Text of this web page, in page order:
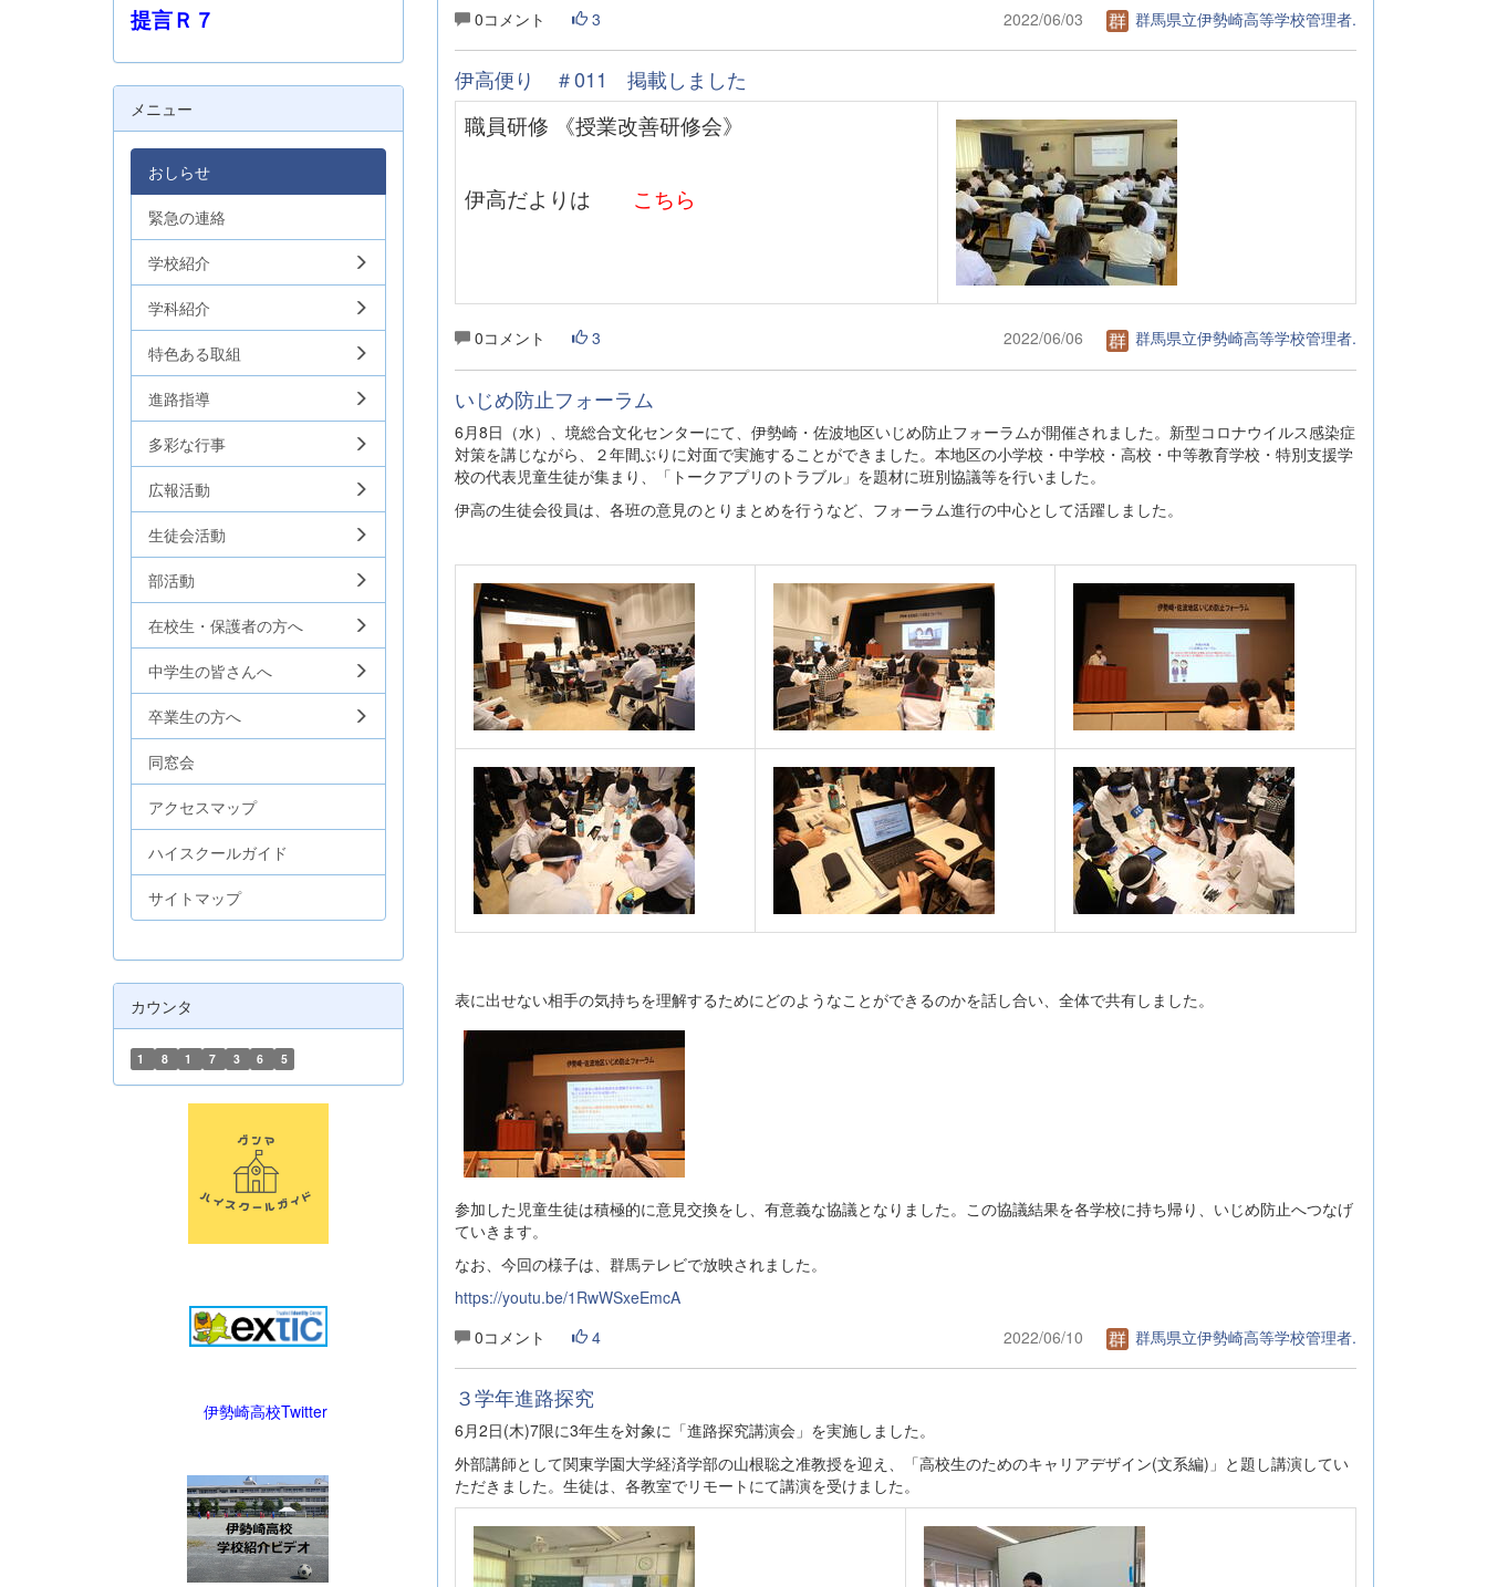
0コメント 3 2022/06/03 群馬県立伊勢崎高等学校管理者.
伊高便り ＃011 掲載しました
職員研修 《授業改善研修会》
伊高だよりは こちら
0コメント 3 2022/06/06 群馬県立伊勢崎高等学校管理者.
いじめ防止フォーラム
6月8日（水）、境総合文化センターにて、伊勢崎・佐波地区いじめ防止フォーラムが開催されました。新型コロナウイルス感染症
対策を講じながら、２年間ぶりに対面で実施することができました。本地区の小学校・中学校・高校・中等教育学校・特別支援学
校の代表児童生徒が集まり、「トークアプリのトラブル」を題材に班別協議等を行いました。
伊高の生徒会役員は、各班の意見のとりまとめを行うなど、フォーラム進行の中心として活躍しました。
表に出せない相手の気持ちを理解するためにどのようなことができるのかを話し合い、全体で共有しました。
参加した児童生徒は積極的に意見交換をし、有意義な協議となりました。この協議結果を各学校に持ち帰り、いじめ防止へつなげ
ていきます。
なお、今回の様子は、群馬テレビで放映されました。
https://youtu.be/1RwWSxeEmcA
0コメント
4 2022/06/10 群馬県立伊勢崎高等学校管理者.
３学年進路探究
6月2日(木)7限に3年生を対象に「進路探究講演会」を実施しました。
外部講師として関東学園大学経済学部の山根聡之准教授を迎え、「高校生のためのキャリアデザイン(文系編)」と題し講演してい
ただきました。生徒は、各教室でリモートにて講演を受けました。
提言Ｒ７
メニュー
おしらせ
緊急の連絡
学校紹介
学科紹介
特色ある取組
進路指導
多彩な行事
広報活動
生徒会活動
部活動
在校生・保護者の方へ
中学生の皆さんへ
卒業生の方へ
同窓会
アクセスマップ
ハイスクールガイド
サイトマップ
カウンタ
1 8 1 7 3 6 5
伊勢崎高校Twitter